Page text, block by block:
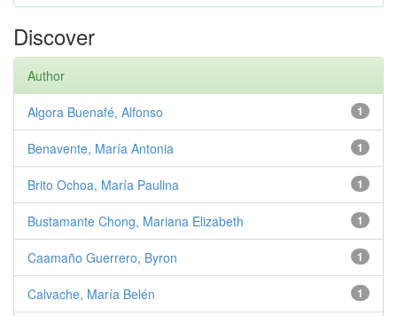
Discover
Author
1
Algora Buenafé, Alfonso
1
Benavente, María Antonia
1
Brito Ochoa, María Paulina
1
Bustamante Chong, Mariana Elizabeth
1
Caamaño Guerrero, Byron
1
Calvache, María Belén